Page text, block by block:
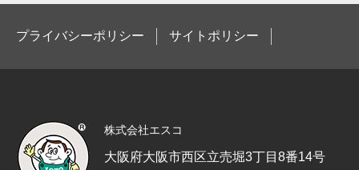
プライバシーポリシー サイトポリシー
株式会社エスコ
大阪府大阪市西区立売堀3丁目8番14号